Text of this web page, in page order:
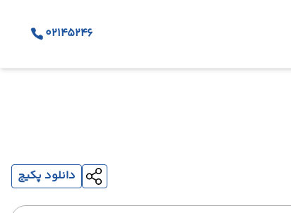
02145246
دانلود پکیج